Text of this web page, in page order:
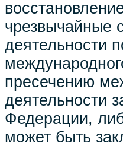
чрезвычайные
деятельности
пресечению
деятельности
Федерации,
может быть